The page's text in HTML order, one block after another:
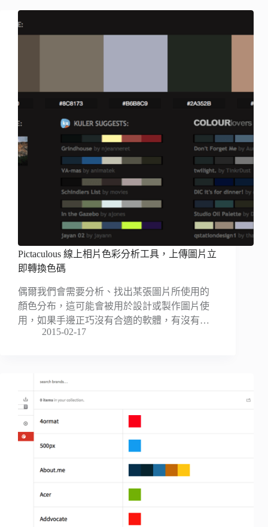
Pictaculous 線上相片色彩分析工具，上傳圖片立
即轉換色碼
偶爾我們會需要分析、找出某張圖片所使用的
顏色分布，這可能會被用於設計或製作圖片使
用，如果手邊正巧沒有合適的軟體，有沒有…
2015-02-17